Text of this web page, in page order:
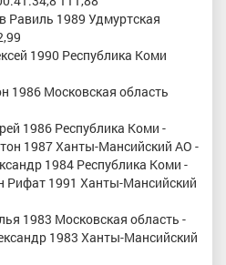
Равиль 1989 Удмуртская
1990 Республика Коми
1986 Московская область
1986 Республика Коми -
1987 Ханты-Мансийский АО -
1984 Республика Коми -
Рифат 1991 Ханты-Мансийский
1983 Московская область -
1983 Ханты-Мансийский